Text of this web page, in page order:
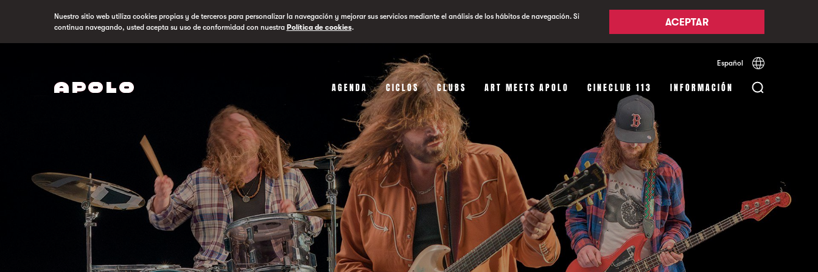
Nuestro sitio web utiliza cookies propias y de terceros para personalizar la navegación y mejorar sus servicios mediante el análisis de los hábitos de navegación. Si
continua navegando, usted acepta su uso de conformidad con nuestra Política de cookies. ACEPTAR
Español Català
AGENDA CICLOS CLUBS ART MEETS APOLO CINECLUB 113 INFORMACIÓN